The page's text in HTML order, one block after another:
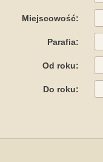
Miejscowość:
Parafia:
Od roku:
Do roku: